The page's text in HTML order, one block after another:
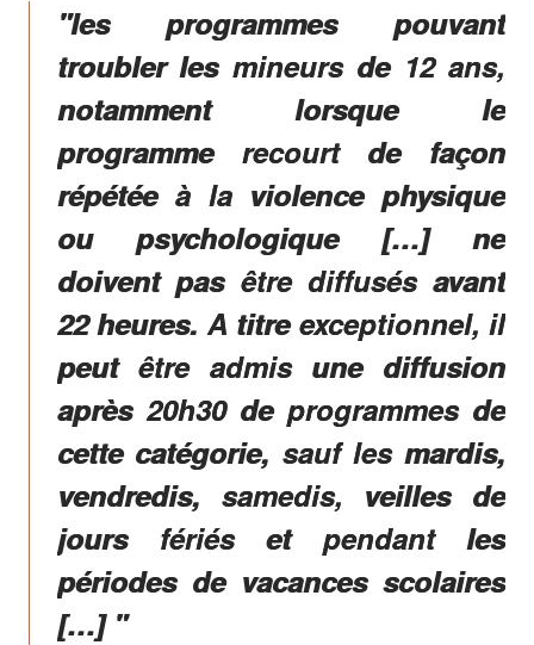
"les programmes pouvant
troubler les mineurs de 12 ans,
notamment lorsque le
programme recourt de façon
répétée à la violence physique
ou psychologique […] ne
doivent pas être diffusés avant
22 heures. A titre exceptionnel, il
peut être admis une diffusion
après 20h30 de programmes de
cette catégorie, sauf les mardis,
vendredis, samedis, veilles de
jours fériés et pendant les
périodes de vacances scolaires
[…] "